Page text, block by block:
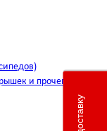
и прочего